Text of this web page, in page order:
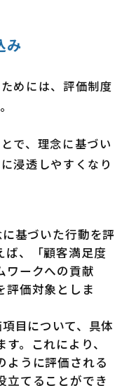
み
めには、評価制度
で、理念に基づい
浸透しやすくなり
基づいた行動を評
ば、「顧客満足度
ワークへの貢献
評価対象としま
目について、具体
。これにより、
ように評価される
立てることができ